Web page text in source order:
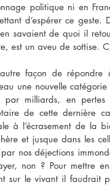
politique ni en
d’espérer ce
savaient de quoi il
est un aveu de sottise.
façon de répondre
une nouvelle
par milliards, en pertes
de cette dernière
à l’écrasement de la
et jusque dans les
nos déjections
non ? Pour mettre
sur le vivant il faudrait